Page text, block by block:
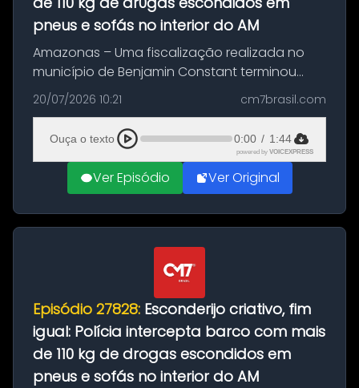
pneus e sofás no interior do AM
Amazonas – Uma fiscalização realizada no
município de Benjamin Constant terminou
com a apreensão de aproximadamente 115
quilos de entorpecentes em uma
embarcação atracada no porto da cidade. O
materia...
20/07/2026 10:21 cm7brasil.com
Ouça o texto 0:00 / 1:44
powered by VOICEXPRESS
Ver Episódio Ver Original
Episódio 27828: Esconderijo criativo, fim
igual: Polícia intercepta barco com mais
de 110 kg de drogas escondidos em
pneus e sofás no interior do AM